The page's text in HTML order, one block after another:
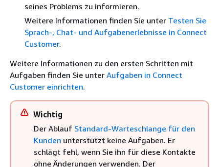
seines Problems zu informieren.
Weitere Informationen finden Sie unter Testen Sie
Sprach-, Chat- und Aufgabenerlebnisse in Connect
Customer.
Weitere Informationen zu den ersten Schritten mit
Aufgaben finden Sie unter Aufgaben in Connect
Customer einrichten.
Wichtig
Der Ablauf Standard-Warteschlange für den
Kunden unterstützt keine Aufgaben. Er
schlägt fehl, wenn Sie ihn für diese Kontakte
ohne Änderungen verwenden. Der